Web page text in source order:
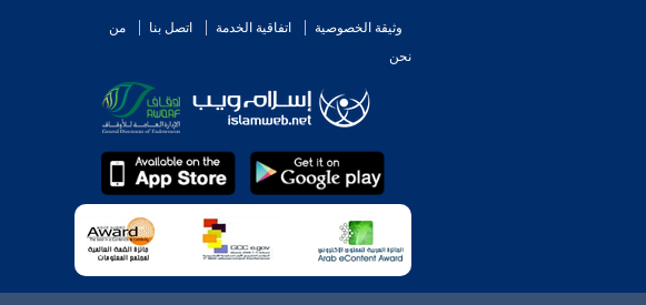
وثيقة الخصوصية اتفاقية الخدمة اتصل بنا
من
نحن